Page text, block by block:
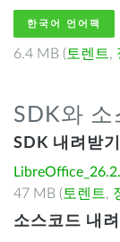
한국어 언어팩
6.4 MB ( 토렌트,
SDK와 소
SDK 내려받기
47 MB ( 토렌트,
소스코드 내려